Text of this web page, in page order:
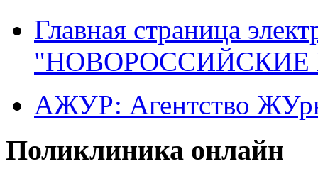
Главная страница
"НОВОРОССИЙСКИЕ
АЖУР: Агентство
Поликлиника онлайн